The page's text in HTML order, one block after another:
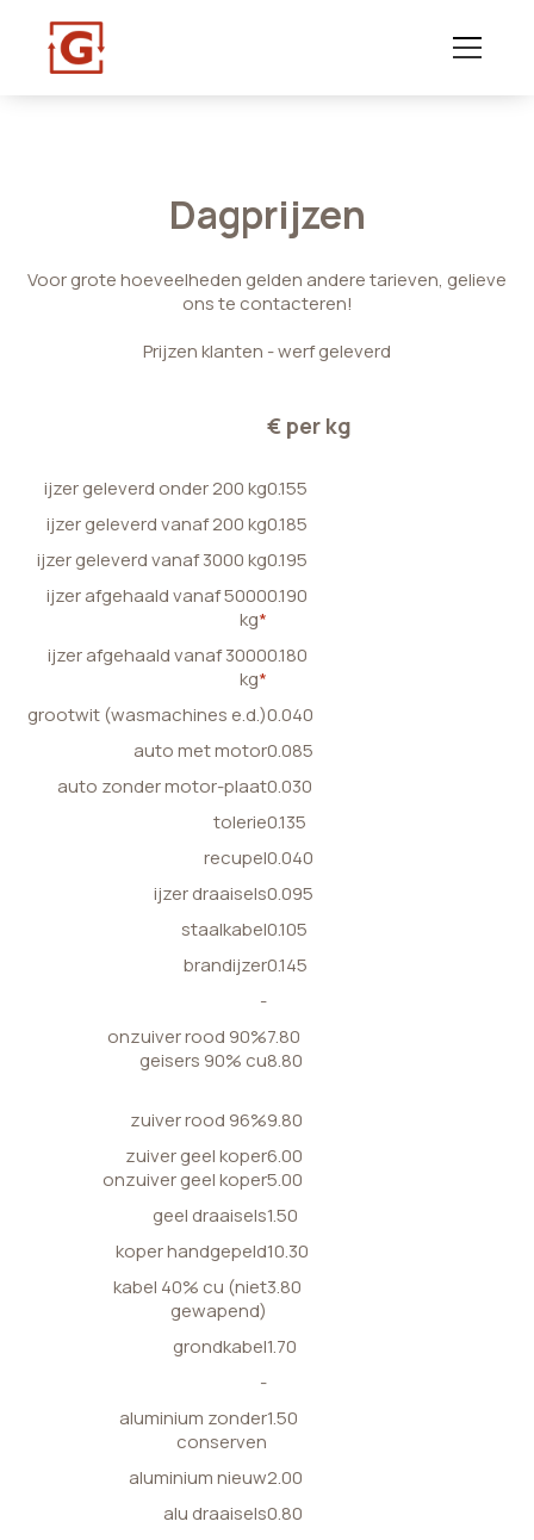
Dagprijzen
Voor grote hoeveelheden gelden andere tarieven, gelieve
ons te contacteren!
Prijzen klanten - werf geleverd
€ per kg
ijzer geleverd onder 200 kg0.155
ijzer geleverd vanaf 200 kg0.185
ijzer geleverd vanaf 3000 kg0.195
ijzer afgehaald vanaf 5000
kg*
0.190
ijzer afgehaald vanaf 3000
kg*
0.180
grootwit (wasmachines e.d.)0.040
auto met motor0.085
auto zonder motor-plaat0.030
tolerie0.135
recupel0.040
ijzer draaisels0.095
staalkabel0.105
brandijzer0.145
-
onzuiver rood 90%
geisers 90% cu
7.80
8.80
zuiver rood 96%9.80
zuiver geel koper
onzuiver geel koper
6.00
5.00
geel draaisels1.50
koper handgepeld10.30
kabel 40% cu (niet
gewapend)
3.80
grondkabel1.70
-
aluminium zonder
conserven
1.50
aluminium nieuw2.00
alu draaisels0.80